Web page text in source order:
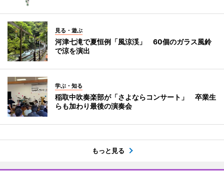
見る・遊ぶ
河津七滝で夏恒例「風涼渓」 60個のガラス風鈴
で涼を演出
学ぶ・知る
稲取中吹奏楽部が「さよならコンサート」 卒業生
らも加わり最後の演奏会
もっと見る